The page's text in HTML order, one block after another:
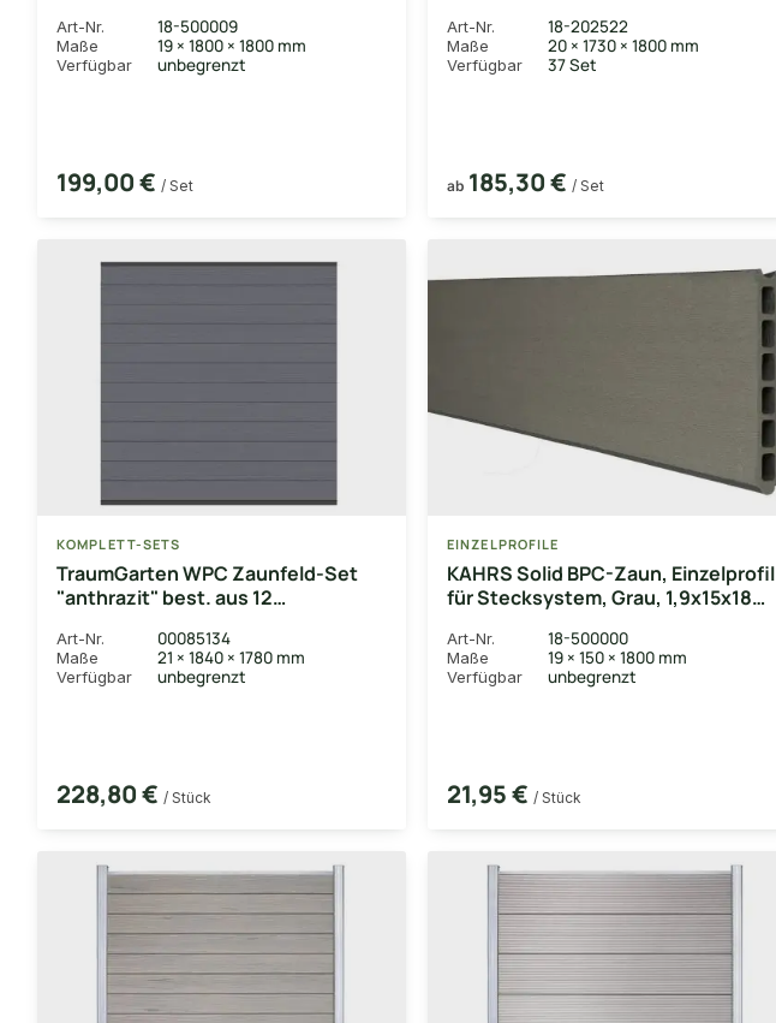
Art-Nr. 18-500009
Maße 19 × 1800 × 1800 mm
Verfügbar unbegrenzt
199,00 € / Set
anthrazitbraun + Fixierungsstange
(exkl. Pfosten), 180x180 cm
Art-Nr. 18-202522
Maße 20 × 1730 × 1800 mm
Verfügbar 37 Set
ab 185,30 € / Set
KOMPLETT-SETS
TraumGarten WPC Zaunfeld-Set
"anthrazit" best. aus 12
Abschlussleisten (oben/unten)
Art-Nr. 00085134
Maße 21 × 1840 × 1780 mm
Verfügbar unbegrenzt
228,80 € / Stück
EINZELPROFILE
KAHRS Solid BPC-Zaun, Einzelprofil
für Stecksystem, Grau, 1,9x15x180
Art-Nr. 18-500000
Maße 19 × 150 × 1800 mm
Verfügbar unbegrenzt
21,95 € / Stück